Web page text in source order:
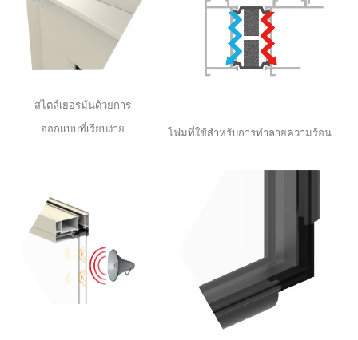
สไตล์เยอรมันด้วยการ
ออกแบบที่เรียบง่าย
โฟมที่ใช้สำหรับการทำลายความร้อน